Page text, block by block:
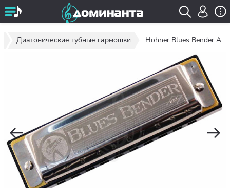
Диатонические губные гармошки Hohner Blues Bender A